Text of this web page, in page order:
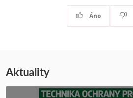
Áno
Aktuality